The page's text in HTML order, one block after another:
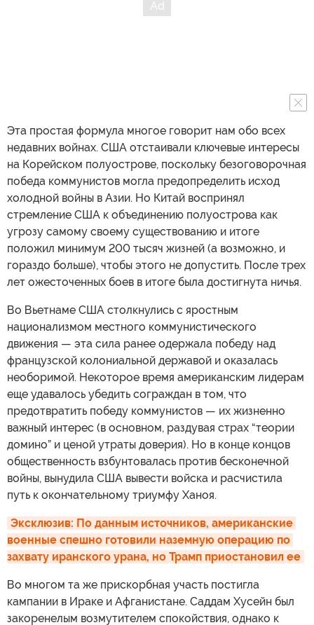
Эта простая формула многое говорит нам обо всех
недавних войнах. США отстаивали ключевые интересы
на Корейском полуострове, поскольку безоговорочная
победа коммунистов могла предопределить исход
холодной войны в Азии. Но Китай воспринял
стремление США к объединению полуострова как
угрозу самому своему существованию и итоге
положил минимум 200 тысяч жизней (а возможно, и
гораздо больше), чтобы этого не допустить. После трех
лет ожесточенных боев в итоге была достигнута ничья.
Во Вьетнаме США столкнулись с яростным
национализмом местного коммунистического
движения — эта сила ранее одержала победу над
французской колониальной державой и оказалась
необоримой. Некоторое время американским лидерам
еще удавалось убедить сограждан в том, что
предотвратить победу коммунистов — их жизненно
важный интерес (в основном, раздувая страх “теории
домино” и ценой утраты доверия). Но в конце концов
общественность взбунтовалась против бесконечной
войны, вынудила США вывести войска и расчистила
путь к окончательному триумфу Ханоя.
Эксклюзив: По данным источников, американские
военные спешно готовили наземную операцию по
захвату иранского урана, но Трамп приостановил ее
Во многом та же прискорбная участь постигла
кампании в Ираке и Афганистане. Саддам Хусейн был
закоренелым возмутителем спокойствия, однако к